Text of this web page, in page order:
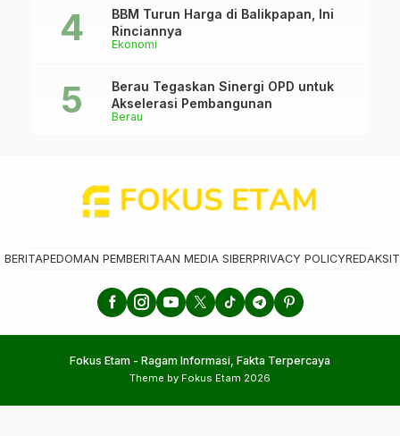
Ekonomi
BBM Turun Harga di Balikpapan, Ini
Rinciannya
Berau
Berau Tegaskan Sinergi OPD untuk
Akselerasi Pembangunan
BERITAPEDOMAN PEMBERITAAN MEDIA SIBERPRIVACY POLICYREDAKSI
Fokus Etam - Ragam Informasi, Fakta Terpercaya
Theme by Fokus Etam 2026